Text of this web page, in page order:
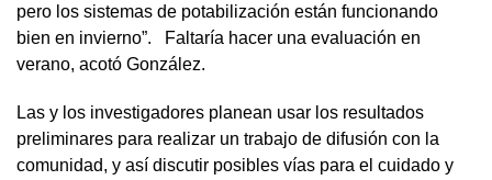
pero los sistemas de potabilización están funcionando
bien en invierno”. Faltaría hacer una evaluación en
verano, acotó González.
Las y los investigadores planean usar los resultados
preliminares para realizar un trabajo de difusión con la
comunidad, y así discutir posibles vías para el cuidado y